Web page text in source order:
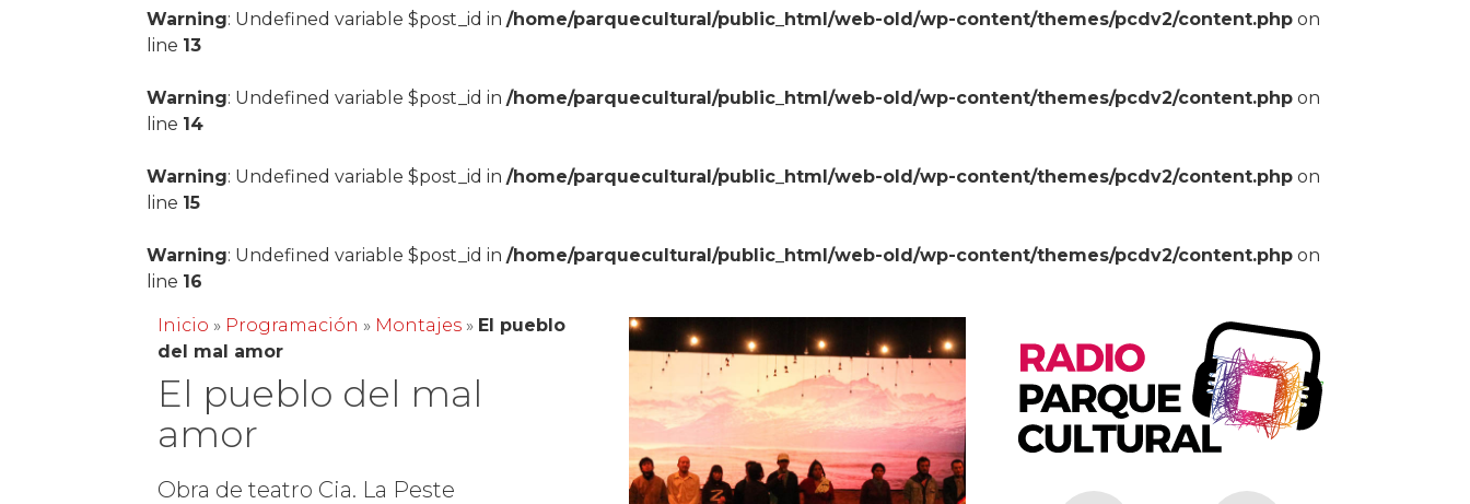
Warning: Undefined variable $post_id in/home/parquecultural/public_html/web-old/wp-content/themes/pcdv2/content.php on
line 13
Warning: Undefined variable $post_id in/home/parquecultural/public_html/web-old/wp-content/themes/pcdv2/content.php on
line 14
Warning: Undefined variable $post_id in/home/parquecultural/public_html/web-old/wp-content/themes/pcdv2/content.php on
line 15
Warning: Undefined variable $post_id in/home/parquecultural/public_html/web-old/wp-content/themes/pcdv2/content.php on
line 16
Inicio » Programación » Montajes » El pueblo
del mal amor
El pueblo del mal
amor
Obra de teatro Cia. La Peste